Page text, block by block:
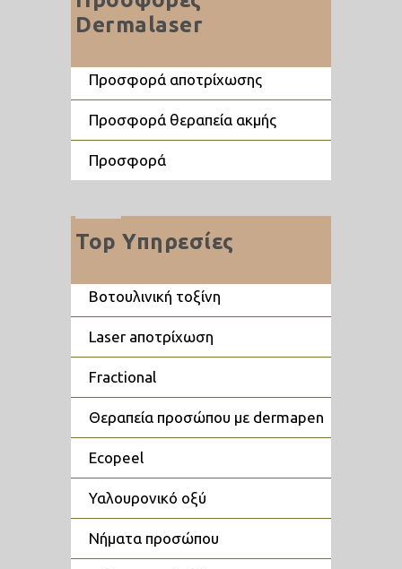
Dermalaser
προσφορά αποτρίχωσης
προσφορά θεραπεία ακμής
προσφορά
Top Υπηρεσίες
βοτουλινική τοξίνη
laser aποτρίχωση
fractional
θεραπεία προσώπου με dermapen
ecopeel
υαλουρονικό οξύ
νήματα προσώπου